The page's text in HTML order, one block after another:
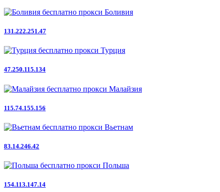
Боливия
131.222.251.47
Турция
47.250.115.134
Малайзия
115.74.155.156
Вьетнам
83.14.246.42
Польша
154.113.147.14